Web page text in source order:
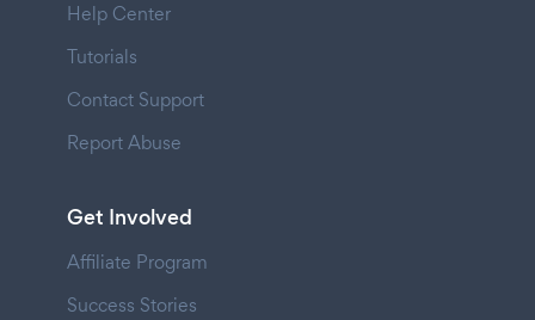
Help Center
Tutorials
Contact Support
Report Abuse
Get Involved
Affiliate Program
Success Stories